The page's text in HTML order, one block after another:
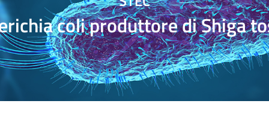
coli produttore di Shiga